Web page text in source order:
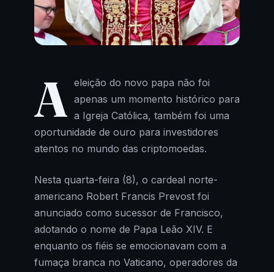
A eleição do novo papa não foi
apenas um momento histórico para
a Igreja Católica, também foi uma
oportunidade de ouro para investidores
atentos no mundo das criptomoedas.
Nesta quarta-feira (8), o cardeal norte-
americano Robert Francis Prevost foi
anunciado como sucessor de Francisco,
adotando o nome de Papa Leão XIV. E
enquanto os fiéis se emocionavam com a
fumaça branca no Vaticano, operadores da